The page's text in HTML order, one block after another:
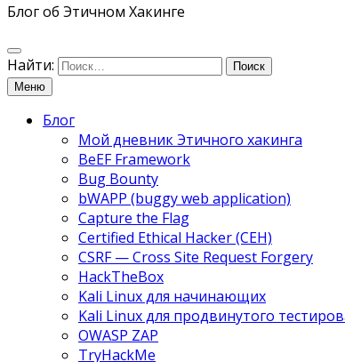
Блог об Этичном Хакинге
Найти:
Меню
Блог
Мой дневник Этичного хакинга
BeEF Framework
Bug Bounty
bWAPP (buggy web application)
Capture the Flag
Certified Ethical Hacker (CEH)
CSRF — Cross Site Request Forgery
HackTheBox
Kali Linux для начинающих
Kali Linux для продвинутого
OWASP ZAP
TryHackMe